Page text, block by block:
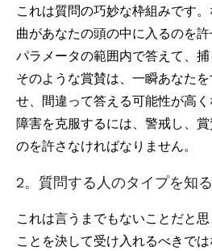
これは質問の巧妙な枠組みです
曲があなたの頭の中に入るのを
パラメータの範囲内で答えて、捕
そのような賞賛は、一瞬あなた
せ、間違って答える可能性が高
障害を克服するには、警戒し、
のを許さなければなりません。
2。質問する人のタイプを知る
これは言うまでもないことだと
ことを決して受け入れるべきで